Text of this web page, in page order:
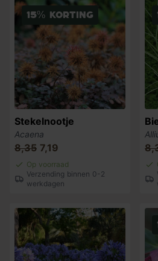
15% korting
Stekelnootje
Acaena
8,35 7,19
Op voorraad
Verzending binnen 0-2
werkdagen